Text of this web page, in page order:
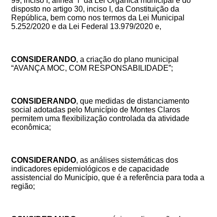
disposto no artigo 30, inciso I, da Constituição da
República, bem como nos termos da Lei Municipal
5.252/2020 e da Lei Federal 13.979/2020 e,
CONSIDERANDO, a criação do plano municipal
“AVANÇA MOC, COM RESPONSABILIDADE”;
CONSIDERANDO, que medidas de distanciamento
social adotadas pelo Município de Montes Claros
permitem uma flexibilização controlada da atividade
econômica;
CONSIDERANDO, as análises sistemáticas dos
indicadores epidemiológicos e de capacidade
assistencial do Município, que é a referência para toda a
região;